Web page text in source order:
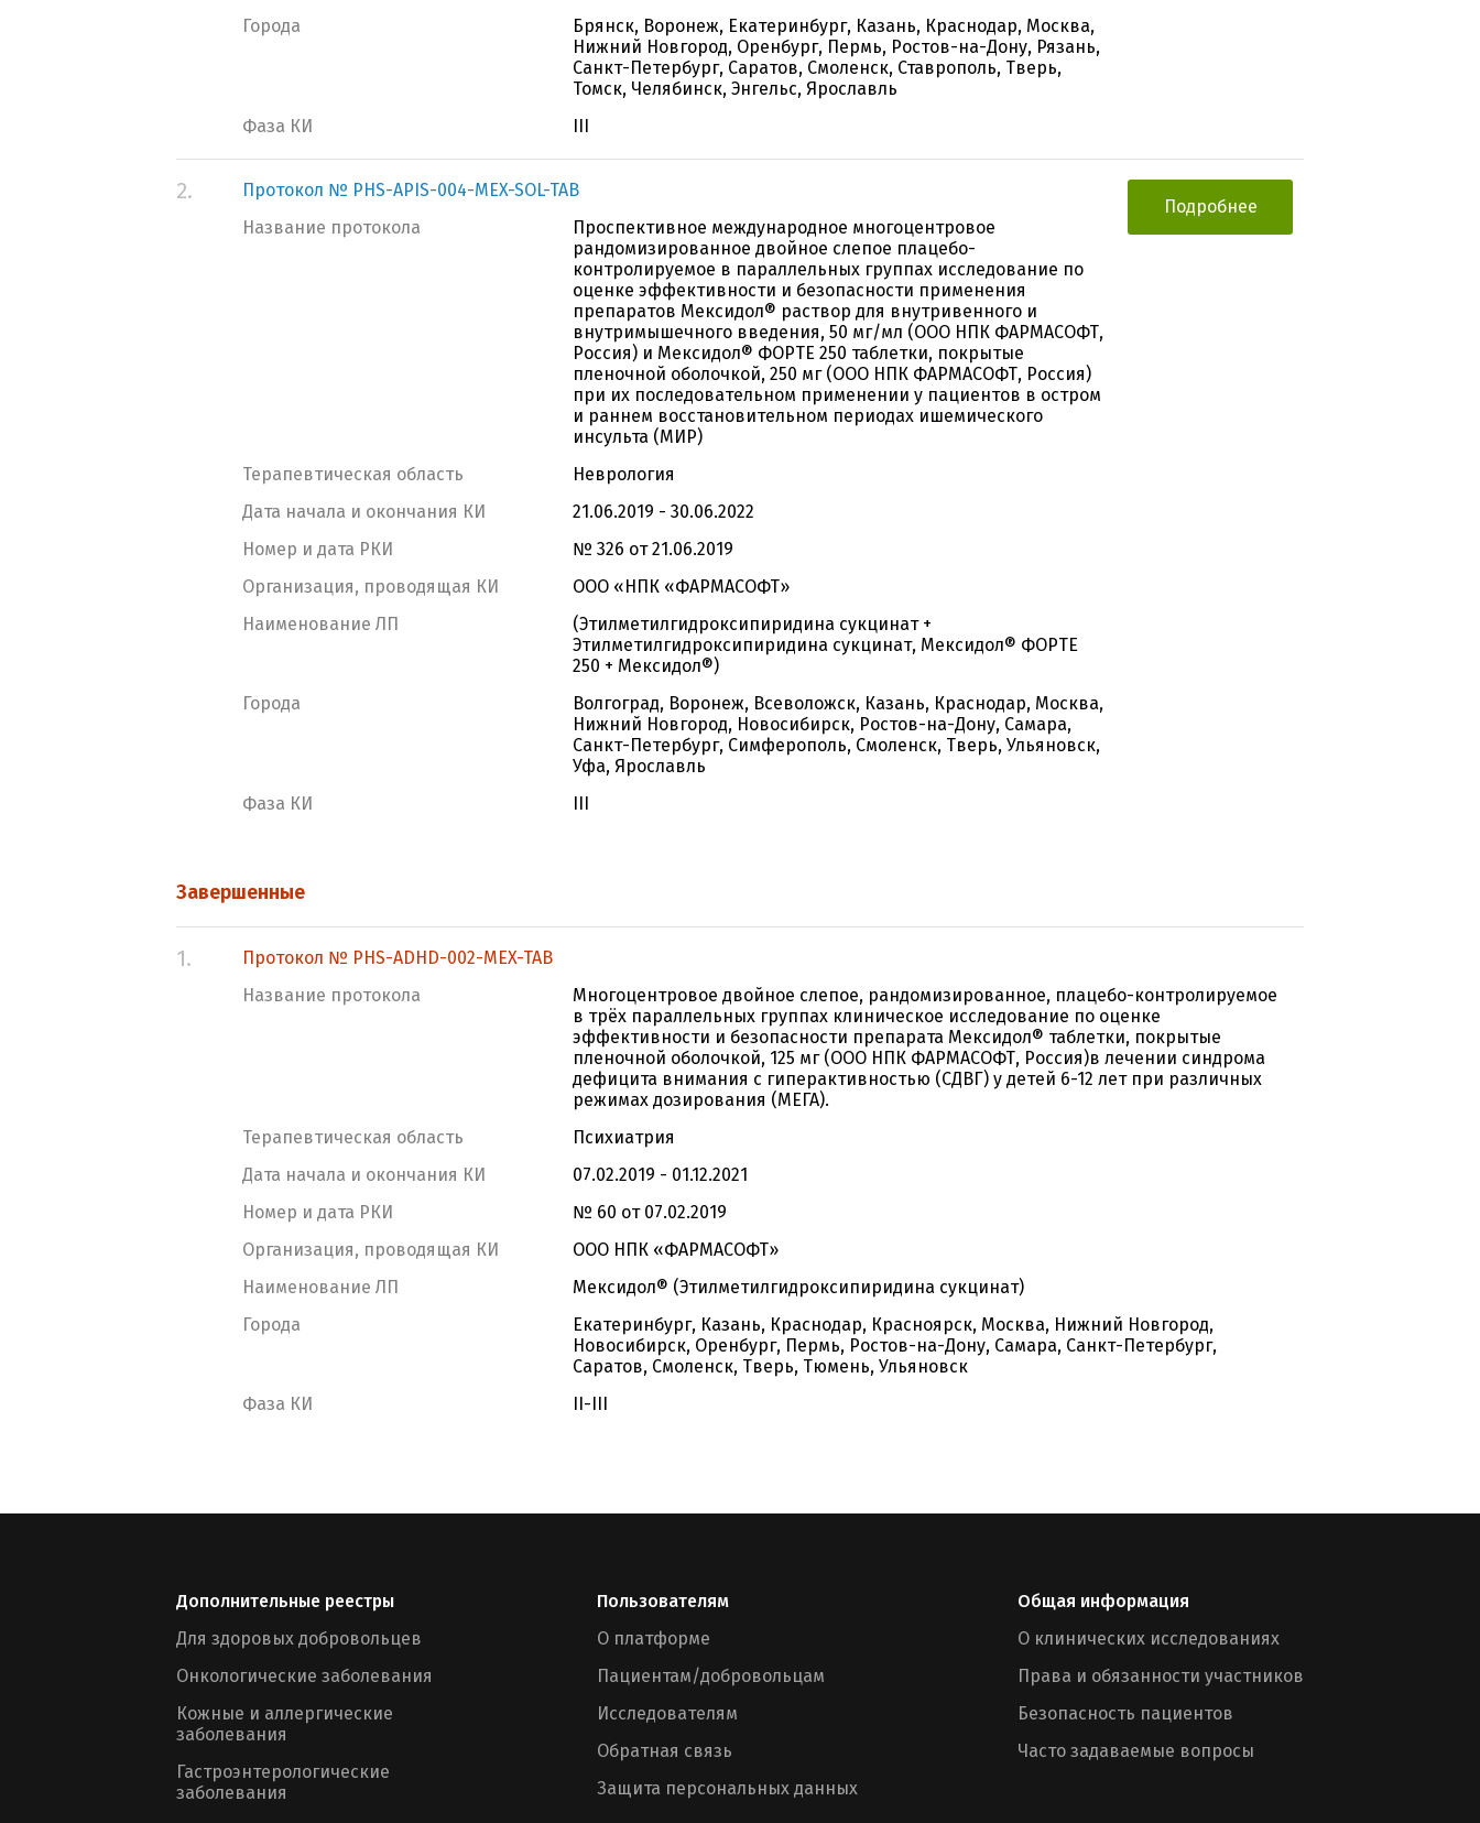
Города
Брянск, Воронеж, Екатеринбург, Казань, Краснодар, Москва,
Нижний Новгород, Оренбург, Пермь, Ростов-на-Дону, Рязань,
Санкт-Петербург, Саратов, Смоленск, Ставрополь, Тверь,
Томск, Челябинск, Энгельс, Ярославль
Фаза КИ
III
2.
Протокол № PHS-APIS-004-MEX-SOL-TAB
Название протокола
Проспективное международное многоцентровое
рандомизированное двойное слепое плацебо-
контролируемое в параллельных группах исследование по
оценке эффективности и безопасности применения
препаратов Мексидол® раствор для внутривенного и
внутримышечного введения, 50 мг/мл (ООО НПК ФАРМАСОФТ,
Россия) и Мексидол® ФОРТЕ 250 таблетки, покрытые
пленочной оболочкой, 250 мг (ООО НПК ФАРМАСОФТ, Россия)
при их последовательном применении у пациентов в остром
и раннем восстановительном периодах ишемического
инсульта (МИР)
Терапевтическая область
Неврология
Дата начала и окончания КИ
21.06.2019 - 30.06.2022
Номер и дата РКИ
№ 326 от 21.06.2019
Организация, проводящая КИ
ООО «НПК «ФАРМАСОФТ»
Наименование ЛП
(Этилметилгидроксипиридина сукцинат +
Этилметилгидроксипиридина сукцинат, Мексидол® ФОРТЕ
250 + Мексидол®)
Города
Волгоград, Воронеж, Всеволожск, Казань, Краснодар, Москва,
Нижний Новгород, Новосибирск, Ростов-на-Дону, Самара,
Санкт-Петербург, Симферополь, Смоленск, Тверь, Ульяновск,
Уфа, Ярославль
Фаза КИ
III
Подробнее
Завершенные
1.
Протокол № PHS-ADHD-002-MEX-TAB
Название протокола
Многоцентровое двойное слепое, рандомизированное, плацебо-контролируемое
в трёх параллельных группах клиническое исследование по оценке
эффективности и безопасности препарата Мексидол® таблетки, покрытые
пленочной оболочкой, 125 мг (ООО НПК ФАРМАСОФТ, Россия)в лечении синдрома
дефицита внимания с гиперактивностью (СДВГ) у детей 6-12 лет при различных
режимах дозирования (МЕГА).
Терапевтическая область
Психиатрия
Дата начала и окончания КИ
07.02.2019 - 01.12.2021
Номер и дата РКИ
№ 60 от 07.02.2019
Организация, проводящая КИ
ООО НПК «ФАРМАСОФТ»
Наименование ЛП
Мексидол® (Этилметилгидроксипиридина сукцинат)
Города
Екатеринбург, Казань, Краснодар, Красноярск, Москва, Нижний Новгород,
Новосибирск, Оренбург, Пермь, Ростов-на-Дону, Самара, Санкт-Петербург,
Саратов, Смоленск, Тверь, Тюмень, Ульяновск
Фаза КИ
II-III
Дополнительные реестры
Для здоровых добровольцев
Онкологические заболевания
Кожные и аллергические
заболевания
Гастроэнтерологические
заболевания
Пользователям
О платформе
Пациентам/добровольцам
Исследователям
Обратная связь
Защита персональных данных
Общая информация
О клинических исследованиях
Права и обязанности участников
Безопасность пациентов
Часто задаваемые вопросы